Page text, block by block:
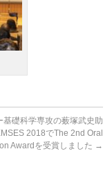
基礎科学専攻の薮塚武史助
2018でThe 2nd Oral
Awardを受賞しました →